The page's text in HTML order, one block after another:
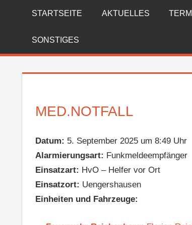
FREIWILLIGE
FEUERWEHR
REICHENBERG
STARTSEITE AKTUELLES
SONSTIGES
MED.NOTFALL
Datum: 5. September 2025 um 8:49 Uhr
Alarmierungsart: Funkmeldeempfänger
Einsatzart: HvO – Helfer vor Ort
Einsatzort: Uengershausen
Einheiten und Fahrzeuge: